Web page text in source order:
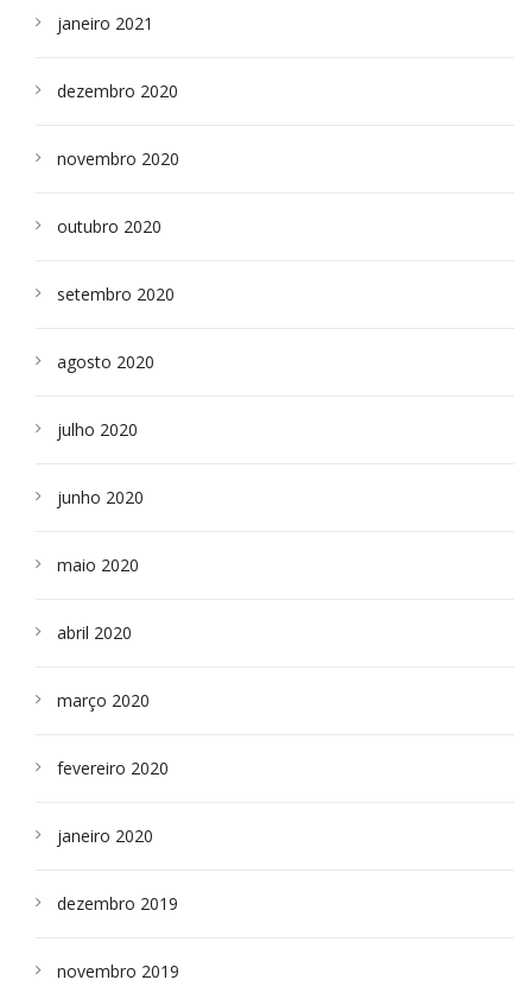
janeiro 2021
dezembro 2020
novembro 2020
outubro 2020
setembro 2020
agosto 2020
julho 2020
junho 2020
maio 2020
abril 2020
março 2020
fevereiro 2020
janeiro 2020
dezembro 2019
novembro 2019